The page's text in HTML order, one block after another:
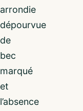
arrondie
dépourvue
de
bec
marqué
et
l’absence